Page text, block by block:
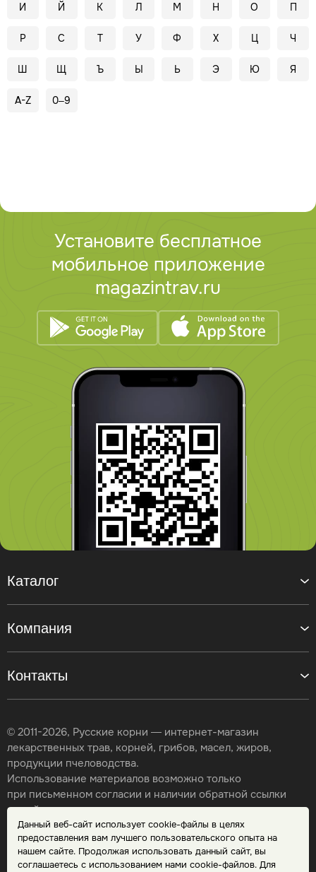
Данный веб-сайт использует cookie-файлы в целях
предоставления вам лучшего пользовательского опыта на
нашем сайте. Продолжая использовать данный сайт, вы
соглашаетесь с использованием нами cookie-файлов. Для
И Й К Л М Н О П
Р С Т У Ф Х Ц Ч
Ш Щ Ъ Ы Ь Э Ю Я
A-Z 0–9
Установите бесплатное
мобильное приложение
magazintrav.ru
Контакты
Каталог
Компания
© 2011-2026, Русские корни — интернет-магазин
лекарственных трав, корней, грибов, масел, жиров,
продукции пчеловодства.
Использование материалов возможно только
при письменном согласии и наличии обратной ссылки
на сайт.
Карта сайта
Политика конфиденциальности
Публичная оферта
Обработка персональных данных